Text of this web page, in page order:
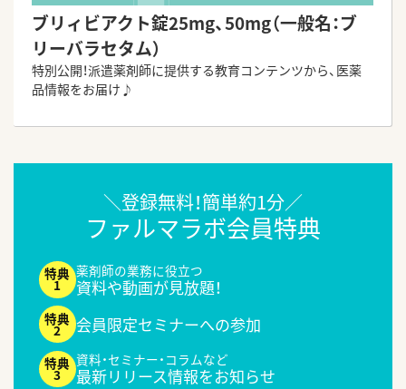
ブリィビアクト錠25mg、50mg（一般名：ブ
リーバラセタム）
特別公開！派遣薬剤師に提供する教育コンテンツから、医薬
品情報をお届け♪
＼登録無料！簡単約1分／
ファルマラボ会員特典
薬剤師の業務に役立つ
資料や動画が見放題！
会員限定セミナーへの参加
資料・セミナー・コラムなど
最新リリース情報をお知らせ